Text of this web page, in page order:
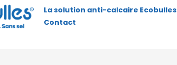
La solution anti-calcaire Ecobulles
Contact